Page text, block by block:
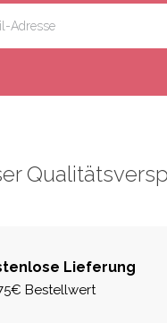
Lieferung
Bestellwert